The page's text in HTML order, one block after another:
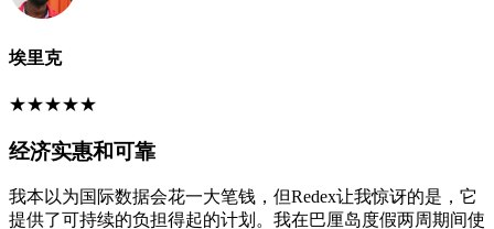
埃里克
★★★★★
经济实惠和可靠
我本以为国际数据会花一大笔钱，但Redex让我惊讶的是，它
提供了可持续的负担得起的计划。我在巴厘岛度假两周期间使